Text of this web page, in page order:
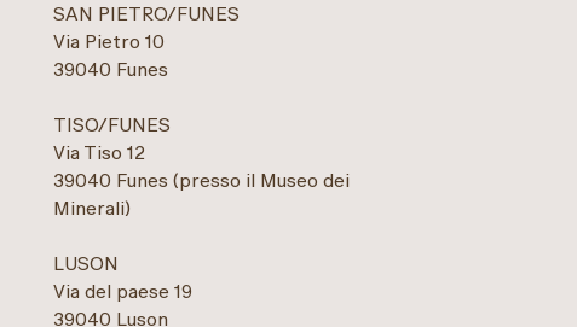
SAN PIETRO/FUNES
Via Pietro 10
39040 Funes
TISO/FUNES
Via Tiso 12
39040 Funes (presso il Museo dei
Minerali)
LUSON
Via del paese 19
39040 Luson